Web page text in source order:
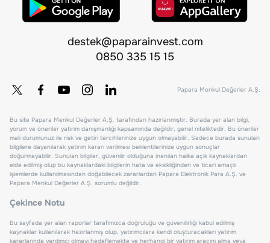
destek@paparainvest.com
0850 335 15 15
Papara Menkul Değerler A.Ş.
Bu site Papara Menkul Değerler A.Ş. tarafından hazırlanmıştır. Burada yer alan bilgi,
yorum ve öneriler yatırım danışmanlığı kapsamında değildir, genel niteliktedir. Bu öneriler
mali durumunuz ile risk ve getiri tercihlerinize uygun olmayabilir. Sadece burada sunulan
bilgilere dayanılarak yatırım kararı verilmesi beklentilerinize uygun sonuçlar
doğurmayabilir. Sunulan bilgiler, güvenilir olduğuna inanılan halka açık kaynaklardan
elde edilmiş olup bu kaynaklardaki bilgilerin hata ve eksikliğinden ve ticari amaçlı
işlemlerde kullanılmasından doğabilecek zararlardan Papara Elektronik Para A.Ş. ve
Papara Menkul Değerler A.Ş. sorumlu değildir.
Çekince Notu
Bu sayfada yer alan raporlar tarafımızca doğruluğu ve güvenilirliği kabul edilmiş
kaynaklar kullanılarak hazırlanmış olup, yatırımcılara kendi oluşturacakları yatırım
kararlarında yardımcı olmayı hedeflemekte ve herhangi bir yatırım aracını alma veya